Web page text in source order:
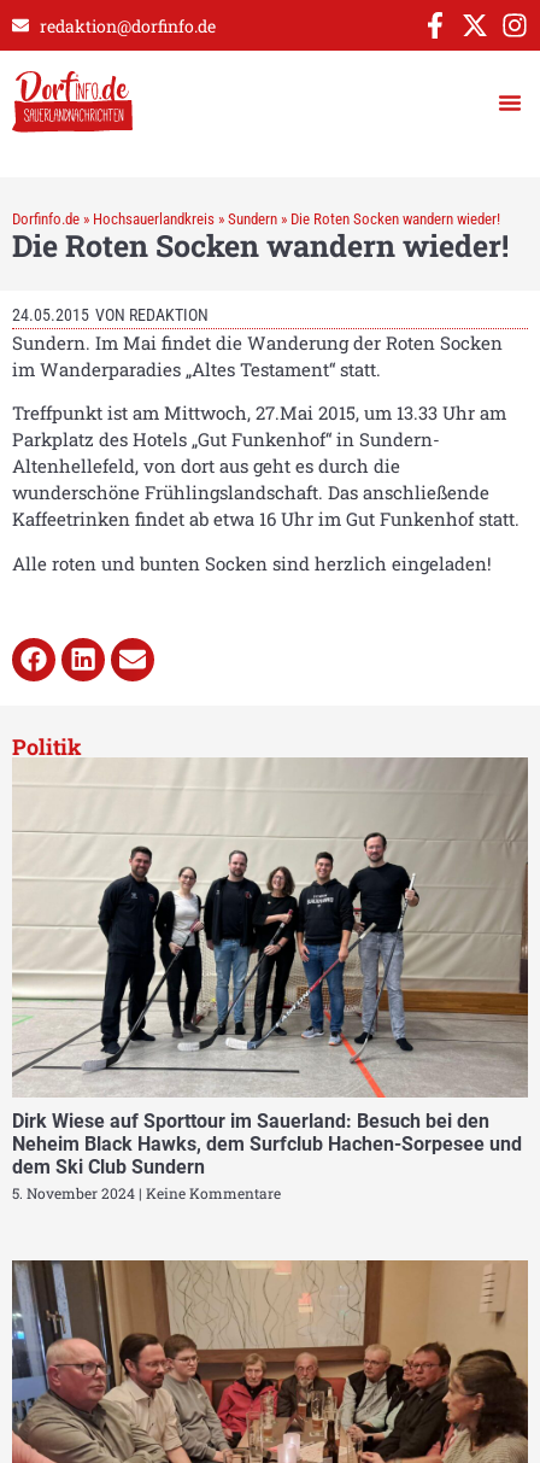
redaktion@dorfinfo.de
Dorfinfo.de » Hochsauerlandkreis » Sundern » Die Roten Socken wandern wieder!
Die Roten Socken wandern wieder!
24.05.2015 VON REDAKTION
Sundern. Im Mai findet die Wanderung der Roten Socken
im Wanderparadies „Altes Testament“ statt.
Treffpunkt ist am Mittwoch, 27.Mai 2015, um 13.33 Uhr am
Parkplatz des Hotels „Gut Funkenhof“ in Sundern-
Altenhellefeld, von dort aus geht es durch die
wunderschöne Frühlingslandschaft. Das anschließende
Kaffeetrinken findet ab etwa 16 Uhr im Gut Funkenhof statt.
Alle roten und bunten Socken sind herzlich eingeladen!
Politik
Dirk Wiese auf Sporttour im Sauerland: Besuch bei den
Neheim Black Hawks, dem Surfclub Hachen-Sorpesee und
dem Ski Club Sundern
5. November 2024 Keine Kommentare